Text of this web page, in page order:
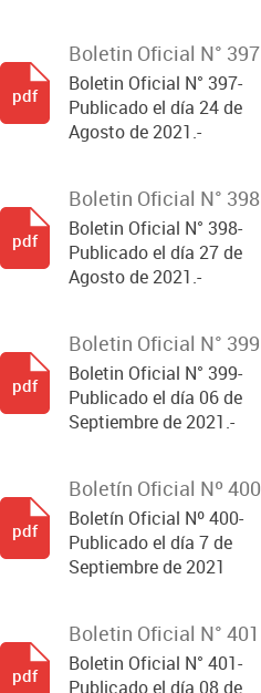
Boletin Oficial N° 397
Boletin Oficial N° 397-
Publicado el día 24 de
Agosto de 2021.-
pdf
Boletin Oficial N° 398
Boletin Oficial N° 398-
Publicado el día 27 de
Agosto de 2021.-
pdf
Boletin Oficial N° 399
Boletin Oficial N° 399-
Publicado el día 06 de
Septiembre de 2021.-
pdf
Boletín Oficial Nº 400
Boletín Oficial Nº 400-
Publicado el día 7 de
Septiembre de 2021
pdf
Boletin Oficial N° 401
Boletin Oficial N° 401-
Publicado el día 08 de
pdf